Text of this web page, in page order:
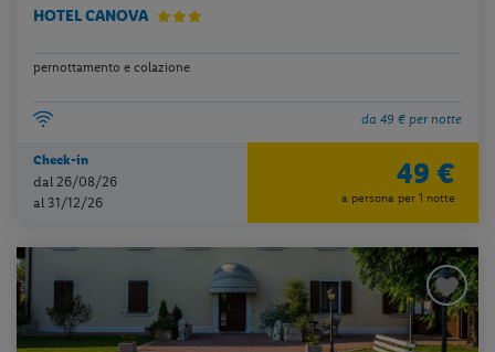
HOTEL CANOVA
pernottamento e colazione
da 49 € per notte
Check-in
dal 26/08/26
al 31/12/26
49 €
a persona per 1 notte